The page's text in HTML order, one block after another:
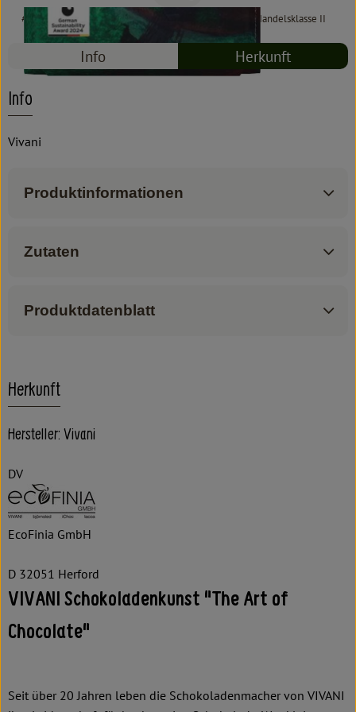
#7113 2,99 € 29,90 € Handelsklasse II
Info Herkunft
Info
Vivani
Produktinformationen
Zutaten
Produktdatenblatt
Herkunft
Hersteller: Vivani
DV
EcoFinia GmbH
D 32051 Herford
VIVANI Schokoladenkunst "The Art of
Chocolate"
Seit über 20 Jahren leben die Schokoladenmacher von VIVANI